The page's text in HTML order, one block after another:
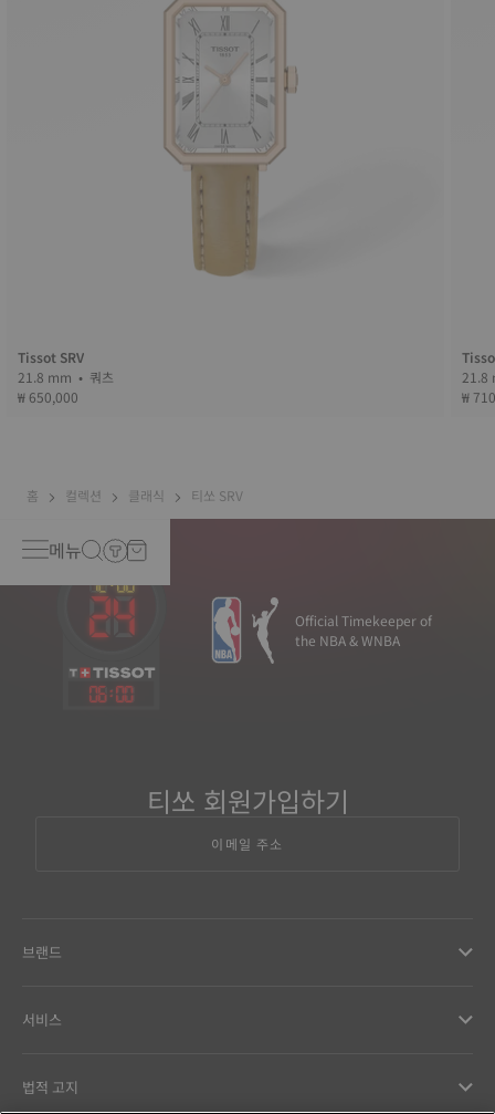
Tissot SRV
21.8 mm • 쿼츠
₩ 650,000
₩
홈 컬렉션 클래식 티쏘 SRV
메뉴
06:00
Official Timekeeper of
the NBA & WNBA
티쏘 회원가입하기
이메일 주소
브랜드
서비스
법적 고지